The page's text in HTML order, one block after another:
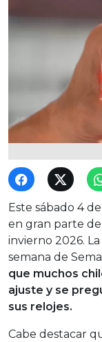
Este sábado 4
en gran parte
invierno 2026.
semana de
que muchos
ajuste y se
sus relojes.
Cabe destacar